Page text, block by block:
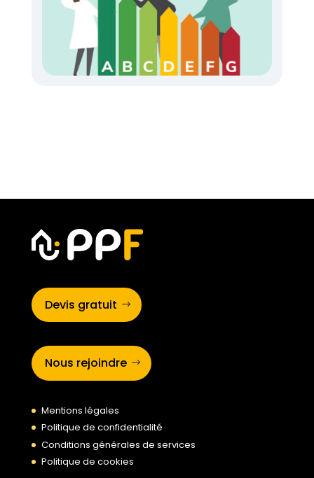
Devis gratuit
Nous rejoindre
Mentions légales
Politique de confidentialité
Conditions générales de services
Politique de cookies